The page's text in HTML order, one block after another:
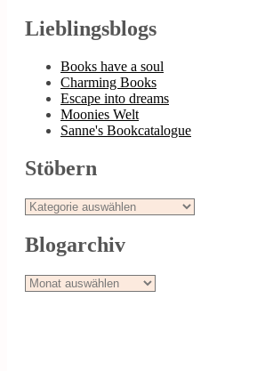
Lieblingsblogs
Books have a soul
Charming Books
Escape into dreams
Moonies Welt
Sanne's Bookcatalogue
Stöbern
Stöbern
Blogarchiv
Blogarchiv